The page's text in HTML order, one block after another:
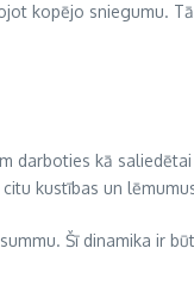
kopējo sniegumu.
kā
kustības un
Šī dinamika ir